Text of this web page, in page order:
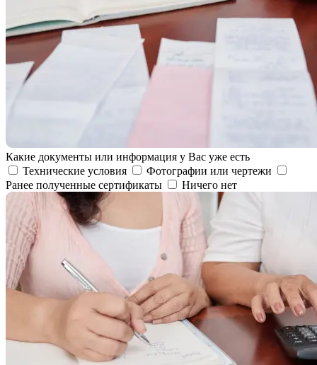
Какие документы или информация у Вас уже есть
Технические условия
Фотографии или чертежи
Ранее полученные сертификаты
Ничего нет